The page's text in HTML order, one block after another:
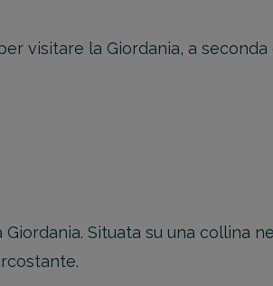
visitare la Giordania, a
Situata su una collina